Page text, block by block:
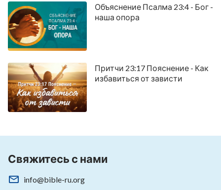
Объяснение Псалма 23:4 - Бог -
наша опора
Притчи 23:17 Пояснение - Как
избавиться от зависти
Свяжитесь с нами
info@bible-ru.org